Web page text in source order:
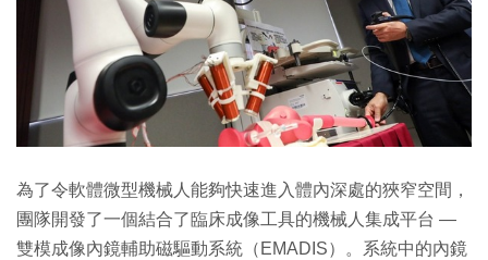
為了令軟體微型機械人能夠快速進入體內深處的狹窄空間，
團隊開發了一個結合了臨床成像工具的機械人集成平台 —
雙模成像內鏡輔助磁驅動系統（EMADIS）。系統中的內鏡